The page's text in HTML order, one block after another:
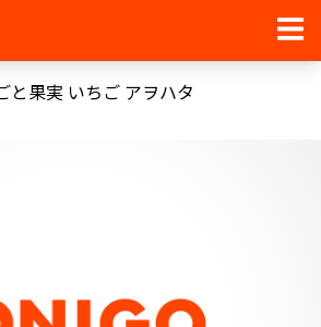
と果実 いちご アヲハタ